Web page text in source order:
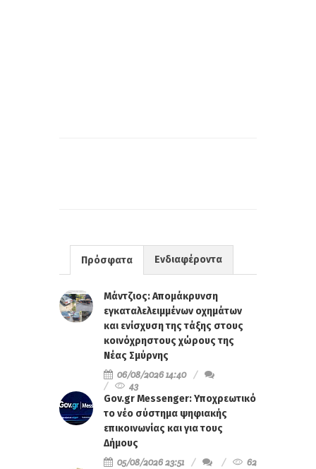
Πρόσφατα Ενδιαφέροντα
Μάντζιος: Απομάκρυνση
εγκαταλελειμμένων οχημάτων
και ενίσχυση της τάξης στους
κοινόχρηστους χώρους της
Νέας Σμύρνης
06/08/2026 14:40
43
Gov.gr Messenger: Υποχρεωτικό
το νέο σύστημα ψηφιακής
επικοινωνίας και για τους
Δήμους
05/08/2026 23:51
62